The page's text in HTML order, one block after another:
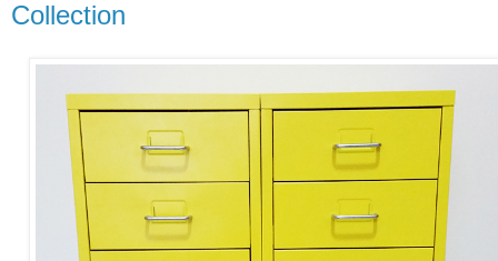
Collection